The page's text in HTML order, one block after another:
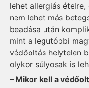
lehet allergiás
nem lehet más
beadása után
mint a legutóbbi
védőoltás helytelen
olykor súlyosak is
– Mikor kell a